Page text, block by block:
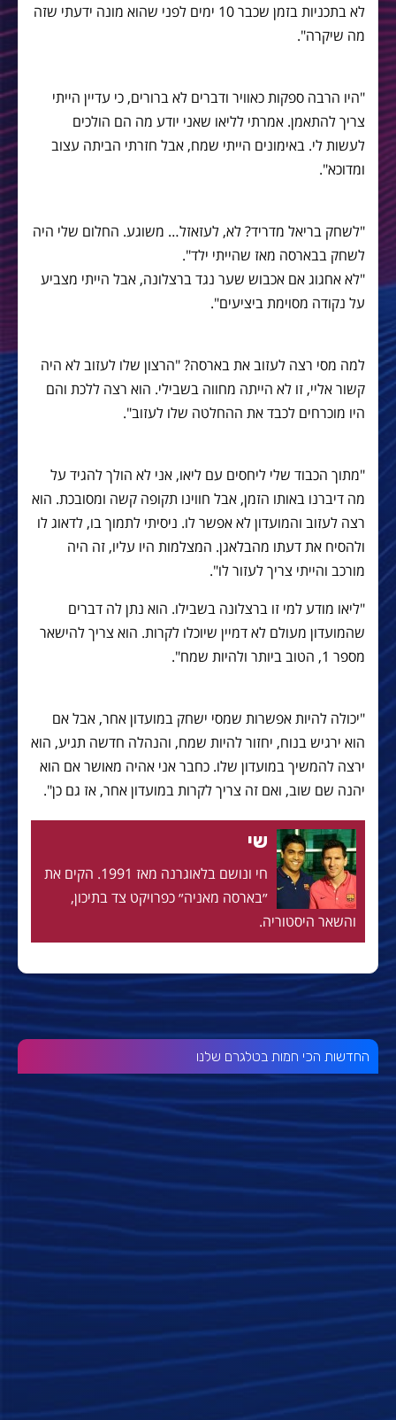
לא בתכניות בזמן שכבר 10 ימים לפני שהוא מונה ידעתי שזה
מה שיקרה".
"היו הרבה ספקות כאוויר ודברים לא ברורים, כי עדיין הייתי
צריך להתאמן. אמרתי לליאו שאני יודע מה הם הולכים
לעשות לי. באימונים הייתי שמח, אבל חזרתי הביתה עצוב
ומדוכא".
"לשחק בריאל מדריד? לא, לעזאזל… משוגע. החלום שלי היה
לשחק בבארסה מאז שהייתי ילד".
"לא אחגוג אם אכבוש שער נגד ברצלונה, אבל הייתי מצביע
על נקודה מסוימת ביציעים".
למה מסי רצה לעזוב את בארסה? "הרצון שלו לעזוב לא היה
קשור אליי, זו לא הייתה מחווה בשבילי. הוא רצה ללכת והם
היו מוכרחים לכבד את ההחלטה שלו לעזוב".
"מתוך הכבוד שלי ליחסים עם ליאו, אני לא הולך להגיד על
מה דיברנו באותו הזמן, אבל חווינו תקופה קשה ומסובכת. הוא
רצה לעזוב והמועדון לא אפשר לו. ניסיתי לתמוך בו, לדאוג לו
ולהסיח את דעתו מהבלאגן. המצלמות היו עליו, זה היה
מורכב והייתי צריך לעזור לו".
"ליאו מודע למי זו ברצלונה בשבילו. הוא נתן לה דברים
שהמועדון מעולם לא דמיין שיוכלו לקרות. הוא צריך להישאר
מספר 1, הטוב ביותר ולהיות שמח".
"יכולה להיות אפשרות שמסי ישחק במועדון אחר, אבל אם
הוא ירגיש בנוח, יחזור להיות שמח, והנהלה חדשה תגיע, הוא
ירצה להמשיך במועדון שלו. כחבר אני אהיה מאושר אם הוא
יהנה שם שוב, ואם זה צריך לקרות במועדון אחר, אז גם כן".
שי
חי ונושם בלאוגרנה מאז 1991. הקים את
״בארסה מאניה״ כפרויקט צד בתיכון,
והשאר היסטוריה.
החדשות הכי חמות בטלגרם שלנו